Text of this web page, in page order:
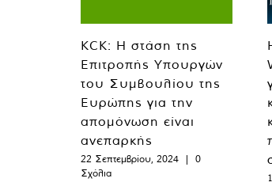
KCK: Η στάση της
Επιτροπής Υπουργών
του Συμβουλίου της
Ευρώπης για την
απομόνωση είναι
ανεπαρκής
22 Σεπτεμβρίου, 2024 |
0
Σχόλια